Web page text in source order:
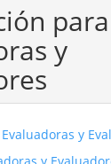
para
y
y
y